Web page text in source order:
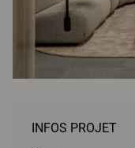
INFOS PROJET